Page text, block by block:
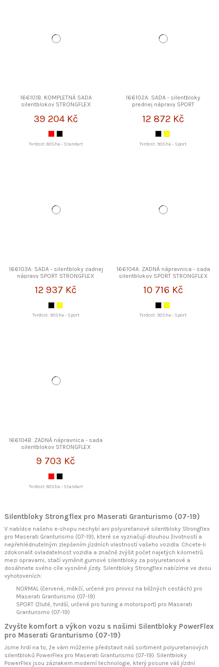
166101B: KOMPLETNÁ SADA
silentblokov STRONGFLEX
39 204 Kč
Tvrdost: 80Sha - Standart
166102A: SADA - silentbloky
prednej nápravy SPORT
12 872 Kč
Tvrdost: 90Sha - Sport
166103A: SADA - silentbloky zadnej
nápravy SPORT STRONGFLEX
12 937 Kč
Tvrdost: 90Sha - Sport
166104A: ZADNÁ nápravnica - sada
silentblokov SPORT STRONGFLEX
10 716 Kč
Tvrdost: 90Sha - Sport
166104B: ZADNÁ nápravnica - sada
silentblokov STRONGFLEX
9 703 Kč
Tvrdost: 80Sha - Standart
Silentbloky Strongflex pro Maserati Granturismo (07-19)
V nabídce našeho e-shopu nechybí ani polyuretanové silentbloky Strongflex
pro Maserati Granturismo (07-19), které se vyznačují dlouhou životností a
nepřehlédnutelným zlepšením jízdních vlastností vašeho vozidla. Chcete-li
zdokonalit ovladatelnost vozidla a značně zvýšit počet najetých kilometrů
mezi opravami, stačí vyměnit gumové silentbloky za polyuretanové a
dosáhnete svého cíle vysněné jízdy. Silentbloky Strongflex nabízíme ve dvou
vyhotoveních:
NORMAL (červené, měkčí, určené pro provoz na běžných cestách) pro
Maserati Granturismo (07-19)
SPORT (žluté, tvrdší, určené pro tuning a motorsport) pro Maserati
Granturismo (07-19)
Zvyšte komfort a výkon vozu s našimi Silentbloky PowerFlex
pro Maserati Granturismo (07-19)
Jsme hrdí na to, že vám můžeme představit náš sortiment polyuretanových
silentbloků PowerFlex pro Maserati Granturismo (07-19). Silentbloky
PowerFlex jsou zázrakem moderní technologie, který posune váš jízdní